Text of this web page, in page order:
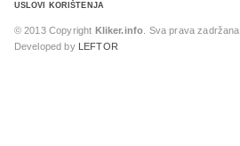
USLOVI KORIŠTENJA
© 2013 Copyright Kliker.info . Sva prava zadržana.
Developed by
LEFTOR